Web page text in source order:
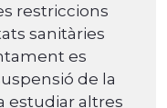
restriccions
sanitàries
es
de la
estudiar altres